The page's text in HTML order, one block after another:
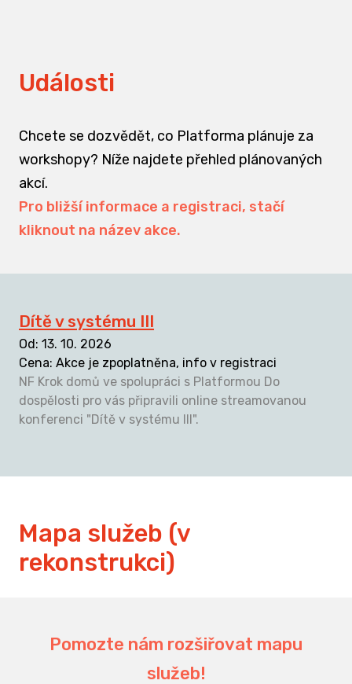
Události
Chcete se dozvědět, co Platforma plánuje za
workshopy? Níže najdete přehled plánovaných
akcí.
Pro bližší informace a registraci, stačí
kliknout na název akce.
Dítě v systému III
Od: 13. 10. 2026
Cena: Akce je zpoplatněna, info v registraci
NF Krok domů ve spolupráci s Platformou Do
dospělosti pro vás připravili online streamovanou
konferenci "Dítě v systému III".
Mapa služeb (v
rekonstrukci)
Pomozte nám rozšiřovat mapu
služeb!